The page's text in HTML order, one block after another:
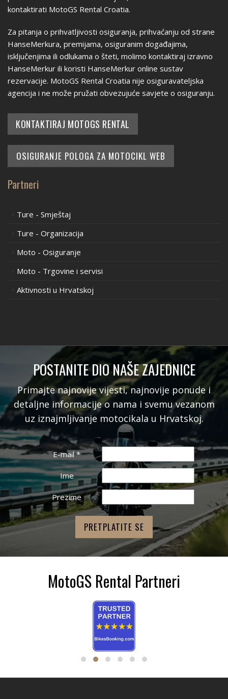
kontaktirati MotoGS Rental Croatia.
Za pitanja o prihvatljivosti osiguranja, prihvaćanju od strane
HanseMerkura, premijama, osiguranim događajima,
isključenjima ili odlukama o šteti, molimo kontaktiraj izravno
HanseMerkur ili koristi HanseMerkur online sustav
rezervacije. MotoGS Rental Croatia nije osiguravateljska
agencija i ne može pružati obvezujuće savjete o osiguranju.
KONTAKTIRAJ MOTOGS RENTAL
OSIGURANJE POLOGA ZA MOTOCIKL WEB
Partneri
Ture - Smještaj
Ture - Organizacija
Moto - Osiguranje
Moto - Trgovine i servisi
Aktivnosti u Hrvatskoj
POSTANITE DIO NAŠE ZAJEDNICE
Primajte najnovije vijesti, najnovije ponude i
detaljne informacije o nama i svemu vezanom
uz iznajmljivanje motocikala u Hrvatskoj.
E-mail*
Ime
Prezime
MotoGS Rental Partneri